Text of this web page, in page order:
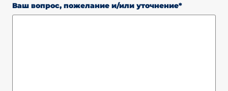
Ваш вопрос, пожелание и/или уточнение*